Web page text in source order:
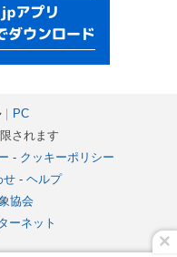
×
｜
PC
されます
- クッキーポリシー
せ- ヘルプ
協会
ーネット